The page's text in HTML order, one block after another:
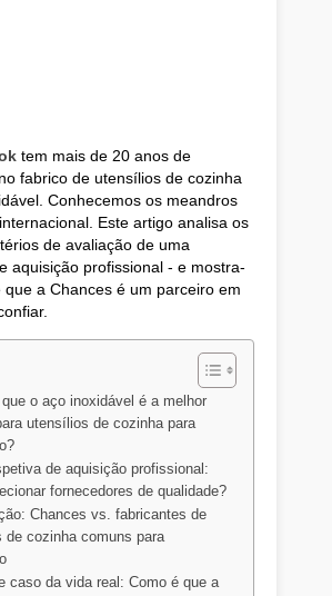
tem mais de 20 anos de
fabrico de utensílios de cozinha
Conhecemos os meandros
Este artigo analisa os
de avaliação de uma
aquisição profissional - e mostra-
que a Chances é um parceiro em
que o aço inoxidável é a melhor
utensílios de cozinha para
de aquisição profissional:
fornecedores de qualidade?
Chances vs. fabricantes de
de cozinha comuns para
caso da vida real: Como é que a